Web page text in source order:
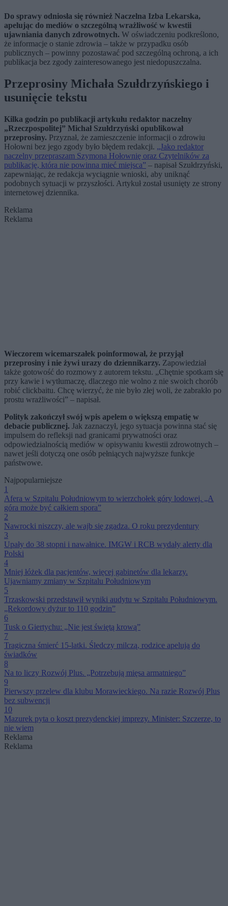
Do sprawy odniosła się również Naczelna Izba Lekarska,
apelując do mediów o szczególną wrażliwość w kwestii
ujawniania danych zdrowotnych. W oświadczeniu podkreślono,
że informacje o stanie zdrowia – także w przypadku osób
publicznych – powinny pozostawać pod szczególną ochroną, a ich
publikacja bez zgody zainteresowanego jest niedopuszczalna.
Przeprosiny Michała Szułdrzyńskiego i
usunięcie tekstu
Kilka godzin po publikacji artykułu redaktor naczelny
„Rzeczpospolitej” Michał Szułdrzyński opublikował
przeprosiny. Przyznał, że zamieszczenie informacji o zdrowiu
Hołowni bez jego zgody było błędem redakcji. „Jako redaktor
naczelny przepraszam Szymona Hołownię oraz Czytelników za
publikację, która nie powinna mieć miejsca” – napisał Szułdrzyński,
zapewniając, że redakcja wyciągnie wnioski, aby uniknąć
podobnych sytuacji w przyszłości. Artykuł został usunięty ze strony
internetowej dziennika.
Reklama
Reklama
Wieczorem wicemarszałek poinformował, że przyjął
przeprosiny i nie żywi urazy do dziennikarzy. Zapowiedział
także gotowość do rozmowy z autorem tekstu. „Chętnie spotkam się
przy kawie i wytłumaczę, dlaczego nie wolno z nie swoich chorób
robić clickbaitu. Chcę wierzyć, że nie było złej woli, że zabrakło po
prostu wrażliwości” – napisał.
Polityk zakończył swój wpis apelem o większą empatię w
debacie publicznej. Jak zaznaczył, jego sytuacja powinna stać się
impulsem do refleksji nad granicami prywatności oraz
odpowiedzialnością mediów w opisywaniu kwestii zdrowotnych –
nawet jeśli dotyczą one osób pełniących najwyższe funkcje
państwowe.
Najpopularniejsze
1
Afera w Szpitalu Południowym to wierzchołek góry lodowej. „A
góra może być całkiem spora”
2
Nawrocki niszczy, ale wajb się zgadza. O roku prezydentury
3
Upały do 38 stopni i nawałnice. IMGW i RCB wydały alerty dla
Polski
4
Mniej łóżek dla pacjentów, więcej gabinetów dla lekarzy.
Ujawniamy zmiany w Szpitalu Południowym
5
Trzaskowski przedstawił wyniki audytu w Szpitalu Południowym.
„Rekordowy dyżur to 110 godzin”
6
Tusk o Giertychu: „Nie jest świętą krową”
7
Tragiczna śmierć 15-latki. Śledczy milczą, rodzice apelują do
świadków
8
Na to liczy Rozwój Plus. „Potrzebują mięsa armatniego”
9
Pierwszy przelew dla klubu Morawieckiego. Na razie Rozwój Plus
bez subwencji
10
Mazurek pyta o koszt prezydenckiej imprezy. Minister: Szczerze, to
nie wiem
Reklama
Reklama